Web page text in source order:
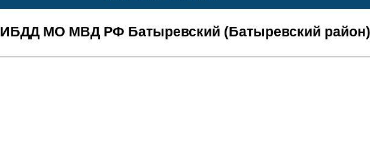
МО МВД РФ Батыревский (Батыревский район)